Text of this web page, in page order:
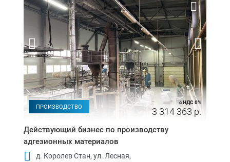
ПРОИЗВОДСТВО
с НДС 0%
3 314 363 р.
Действующий бизнес по производству
адгезионных материалов
д. Королев Стан, ул. Лесная,